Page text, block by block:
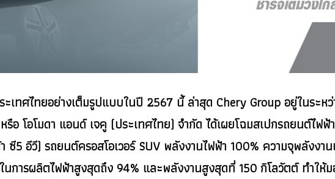
เทศไทยอย่างเต็มรูปแบบในปี 2567 นี้ ล่าสุด Chery Group อยู่ในระห
อ โอโมดา แอนด์ เจคู (ประเทศไทย) จำกัด ได้เผยโฉมสเปกรถยนต์ไฟ
ซี5 อีวี) รถยนต์ครอสโอเวอร์ SUV พลังงานไฟฟ้า 100% ความจุพลังงา
ารผลิตไฟฟ้าสูงสุดถึง 94% และพลังงานสูงสุดที่ 150 กิโลวัตต์ ทำให้ม